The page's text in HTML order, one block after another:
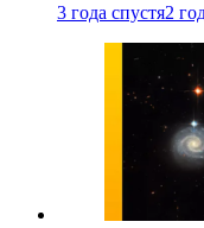
3 года спустя2